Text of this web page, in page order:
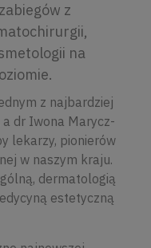
z
na
z najbardziej
dr Iwona Marycz-
lekarzy, pionierów
w naszym kraju.
dermatologią
estetyczną